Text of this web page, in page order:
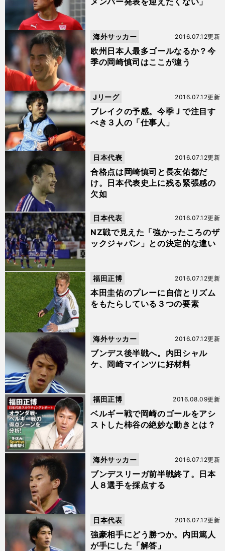
欧州日本人最多ゴールなるか？今
季の岡崎慎司はここが違う
2016.07.12更新
海外サッカー
ブレイクの予感。今季Ｊで注目す
べき３人の「仕事人」
2016.07.12更新
Jリーグ
合格点は岡崎慎司と長友佑都だ
け。日本代表史上に残る緊張感の
欠如
2016.07.12更新
日本代表
NZ戦で見えた「強かったころのザ
ックジャパン」との決定的な違い
2016.07.12更新
日本代表
本田圭佑のプレーに自信とリズム
をもたらしている３つの要素
2016.07.12更新
福田正博
ブンデス後半戦へ。内田シャル
ケ、岡崎マインツに好材料
2016.07.12更新
海外サッカー
ベルギー戦で岡崎のゴールをアシ
ストした柿谷の絶妙な動きとは？
2016.08.09更新
福田正博
ブンデスリーガ前半戦終了。日本
人８選手を採点する
2016.07.12更新
海外サッカー
強豪相手にどう勝つか。内田篤人
が手にした「解答」
2016.07.12更新
日本代表